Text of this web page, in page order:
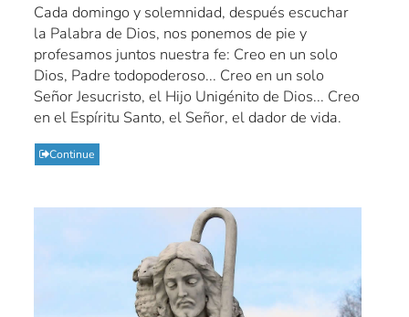
Cada domingo y solemnidad, después escuchar
la Palabra de Dios, nos ponemos de pie y
profesamos juntos nuestra fe: Creo en un solo
Dios, Padre todopoderoso... Creo en un solo
Señor Jesucristo, el Hijo Unigénito de Dios... Creo
en el Espíritu Santo, el Señor, el dador de vida.
Continue